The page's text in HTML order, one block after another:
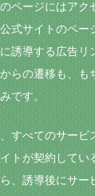
ページにはアク
式サイトのペー
誘導する広告リ
らの遷移も、も
です。
すべてのサービ
トが契約してい
、誘導後にサー